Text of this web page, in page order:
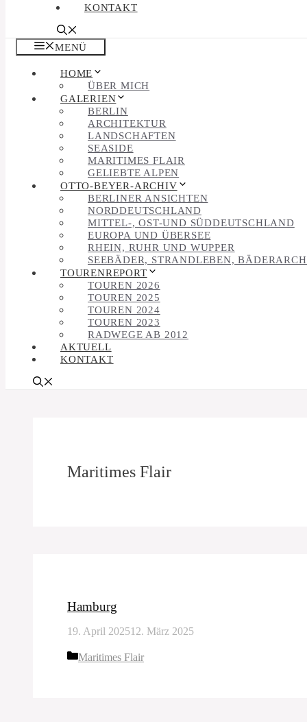
KONTAKT
MENÜ
HOME
ÜBER MICH
GALERIEN
BERLIN
ARCHITEKTUR
LANDSCHAFTEN
SEASIDE
MARITIMES FLAIR
GELIEBTE ALPEN
OTTO-BEYER-ARCHIV
BERLINER ANSICHTEN
NORDDEUTSCHLAND
MITTEL-, OST-UND SÜDDEUTSCHLAND
EUROPA UND ÜBERSEE
RHEIN, RUHR UND WUPPER
SEEBÄDER, STRANDLEBEN,
TOURENREPORT
TOUREN 2026
TOUREN 2025
TOUREN 2024
TOUREN 2023
RADWEGE AB 2012
AKTUELL
KONTAKT
Maritimes Flair
Hamburg
19. April 202512. März 2025
Kategorien
Maritimes Flair